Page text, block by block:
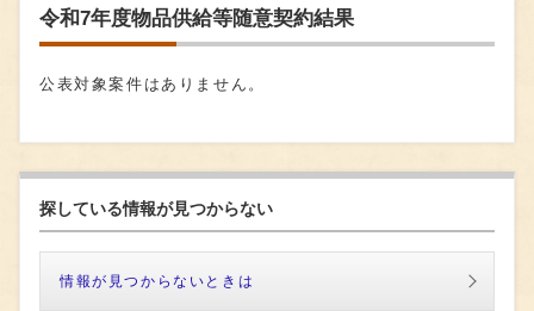
令和7年度物品供給等随意契約結果
公表対象案件はありません。
探している情報が見つからない
情報が見つからないときは